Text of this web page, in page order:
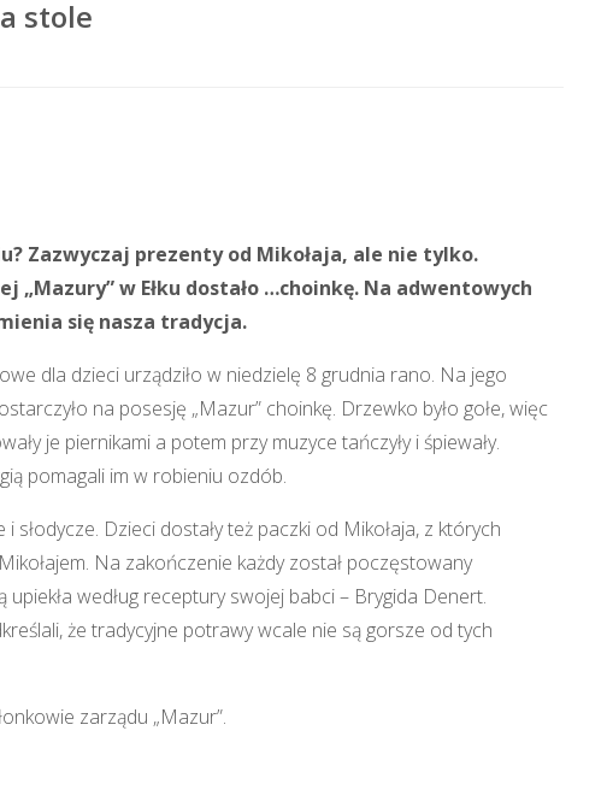
stole
Zazwyczaj prezenty od Mikołaja, ale nie tylko.
w Ełku dostało …choinkę. Na adwentowych
się nasza tradycja.
dla dzieci urządziło w niedzielę 8 grudnia rano. Na jego
na posesję „Mazur” choinkę. Drzewko było gołe, więc
je piernikami a potem przy muzyce tańczyły i śpiewały.
pomagali im w robieniu ozdób.
słodycze. Dzieci dostały też paczki od Mikołaja, z których
Na zakończenie każdy został poczęstowany
według receptury swojej babci – Brygida Denert.
że tradycyjne potrawy wcale nie są gorsze od tych
zarządu „Mazur”.